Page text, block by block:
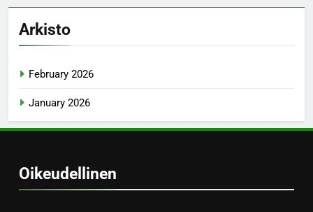
Arkisto
February 2026
January 2026
Oikeudellinen